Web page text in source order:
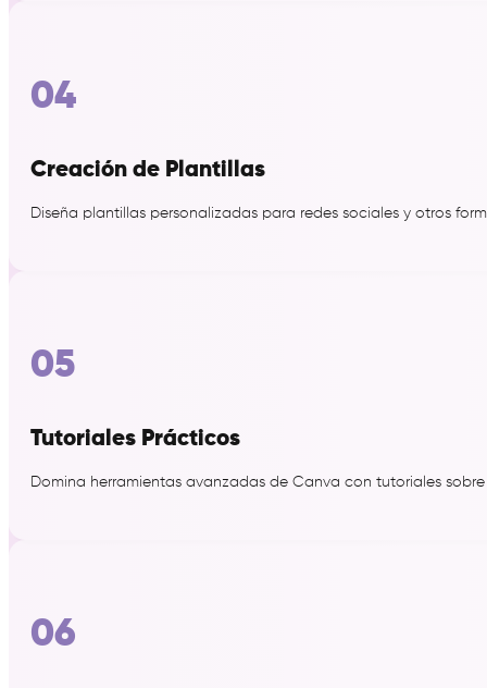
04
Creación de Plantillas
Diseña plantillas personalizadas para redes sociales y otros
05
Tutoriales Prácticos
Domina herramientas avanzadas de Canva con tutoriales
06